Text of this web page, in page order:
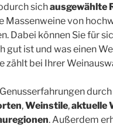
sichausgewählte
Massenweine von
Dabei können Sie für
gut ist und was einen
zählt bei Ihrer
durch
,Weinstile,aktuelle
. Außerdem